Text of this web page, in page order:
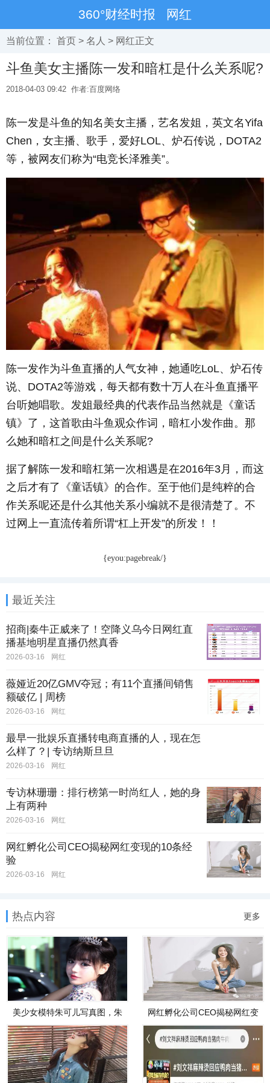
360°财经时报 网红
当前位置： 首页 > 名人 > 网红正文
斗鱼美女主播陈一发和暗杠是什么关系呢?
2018-04-03 09:42 作者:百度网络
陈一发是斗鱼的知名美女主播，艺名发姐，英文名Yifa
Chen，女主播、歌手，爱好LOL、炉石传说，DOTA2
等，被网友们称为“电竞长泽雅美”。
陈一发作为斗鱼直播的人气女神，她通吃LoL、炉石传
说、DOTA2等游戏，每天都有数十万人在斗鱼直播平
台听她唱歌。发姐最经典的代表作品当然就是《童话
镇》了，这首歌由斗鱼观众作词，暗杠小发作曲。那
么她和暗杠之间是什么关系呢?
据了解陈一发和暗杠第一次相遇是在2016年3月，而这
之后才有了《童话镇》的合作。至于他们是纯粹的合
作关系呢还是什么其他关系小编就不是很清楚了。不
过网上一直流传着所谓“杠上开发”的所发！！
{eyou:pagebreak/}
最近关注
招商|秦牛正威来了！空降义乌今日网红直
播基地明星直播仍然真香
2026-03-16 网红
薇娅近20亿GMV夺冠；有11个直播间销售
额破亿 | 周榜
2026-03-16 网红
最早一批娱乐直播转电商直播的人，现在怎
么样了？| 专访纳斯旦旦
2026-03-16 网红
专访林珊珊：排行榜第一时尚红人，她的身
上有两种
2026-03-16 网红
网红孵化公司CEO揭秘网红变现的10条经
验
2026-03-16 网红
热点内容 更多
美少女模特朱可儿写真图，朱
网红孵化公司CEO揭秘网红变